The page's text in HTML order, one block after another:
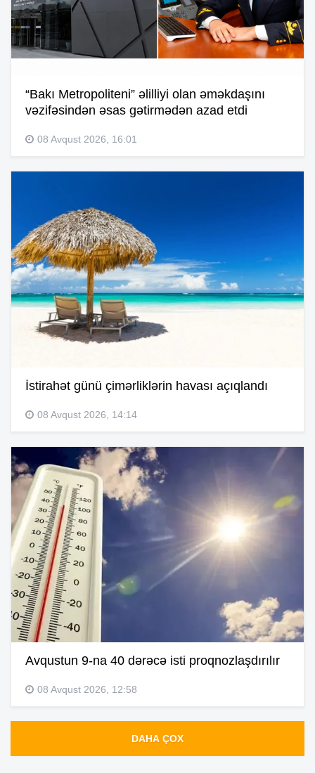
“Bakı Metropoliteni” əlilliyi olan əməkdaşını
vəzifəsindən əsas gətirmədən azad etdi
08 Avqust 2026, 16:01
İstirahət günü çimərliklərin havası açıqlandı
08 Avqust 2026, 14:14
Avqustun 9-na 40 dərəcə isti proqnozlaşdırılır
08 Avqust 2026, 12:58
DAHA ÇOX